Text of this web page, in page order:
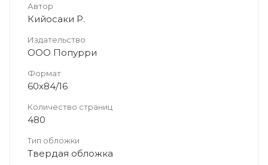
Автор
Кийосаки Р.
Издательство
ООО Попурри
Формат
60х84/16
Количество страниц
480
Тип обложки
Твердая обложка